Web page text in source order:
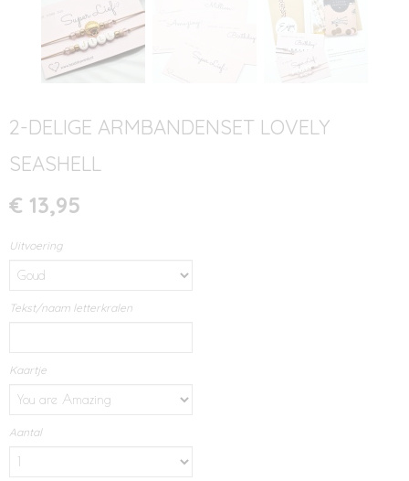
2-DELIGE ARMBANDENSET LOVELY
SEASHELL
€ 13,95
Uitvoering
Tekst/naam letterkralen
Kaartje
Aantal